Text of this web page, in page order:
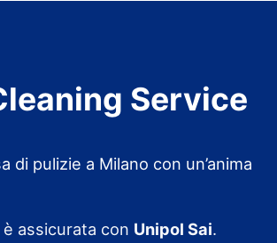
Service
di pulizie a Milano con un’anima
assicurata con Unipol Sai.